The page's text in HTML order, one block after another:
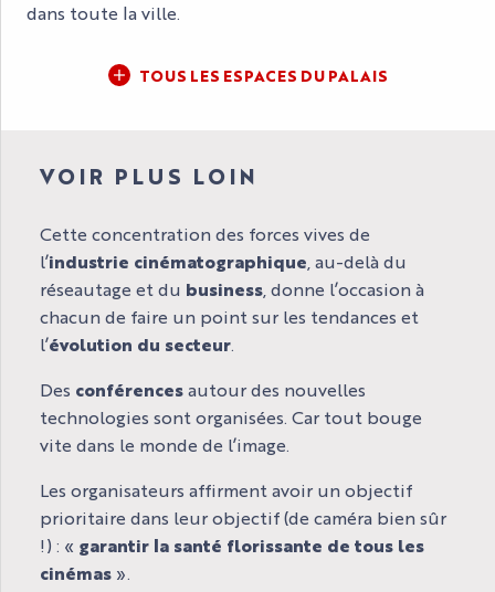
dans toute la ville.
TOUS LES ESPACES DU PALAIS
VOIR PLUS LOIN
Cette concentration des forces vives de
l’industrie cinématographique , au-delà du
réseautage et du business , donne l’occasion à
chacun de faire un point sur les tendances et
l’évolution du secteur.
Des conférencesautour des nouvelles
technologies sont organisées. Car tout bouge
vite dans le monde de l’image.
Les organisateurs affirment avoir un objectif
prioritaire dans leur objectif (de caméra bien sûr
!) : « garantir la santé florissante de tous les
cinémas ».